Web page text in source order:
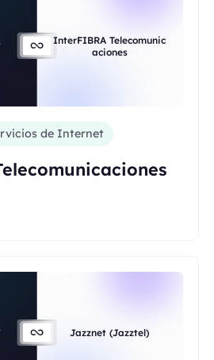
InterFIBRA Telecomunic
aciones
de Internet
Jazznet (Jazztel)